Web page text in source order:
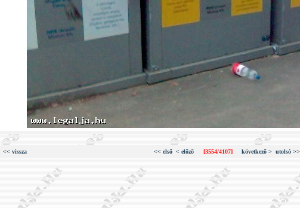
<< vissza << első < előző [3554/4107] következő > utolsó >>